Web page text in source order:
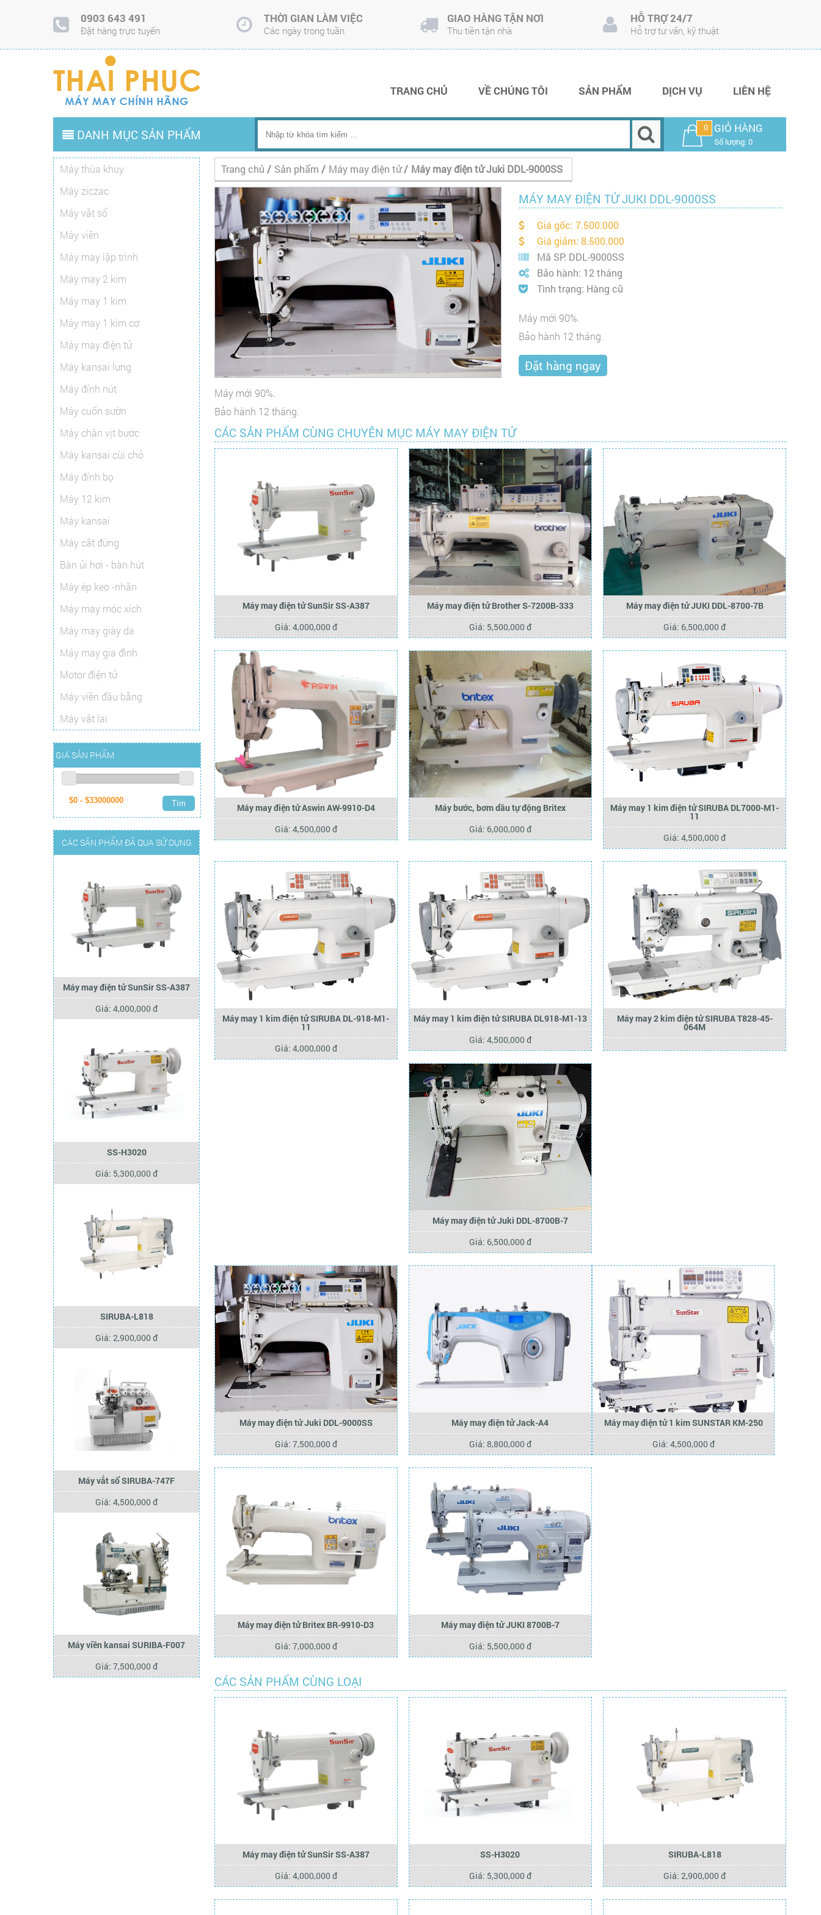
0903 643 491
Đặt hàng trực tuyến
THỜI GIAN LÀM VIỆC
Các ngày trong tuần
GIAO HÀNG TẬN NƠI
Thu tiền tận nhà
HỖ TRỢ 24/7
Hỗ trợ tư vấn, kỹ thuật
TRANG CHỦ VỀ CHÚNG TÔI SẢN PHẨM DỊCH VỤ LIÊN HỆ
DANH MỤC SẢN PHẨM 0 GIỎ HÀNG
Số lượng: 0
Máy thùa khuy
Máy ziczac
Máy vắt sổ
Máy viền
Máy may lập trình
Máy may 2 kim
Máy may 1 kim
Máy may 1 kim cơ
Máy may điện tử
Máy kansai lưng
Máy đính nút
Máy cuốn sườn
Máy chân vịt bước
Máy kansai cùi chỏ
Máy đính bọ
Máy 12 kim
Máy kansai
Máy cắt đứng
Bàn ủi hơi - bàn hút
Máy ép keo -nhãn
Máy may móc xích
Máy may giày da
Máy may gia đình
Motor điện tử
Máy viền đầu bằng
Máy vắt lai
GIÁ SẢN PHẨM
CÁC SẢN PHẨM ĐÃ QUA SỬ DỤNG
Máy may điện tử SunSir SS-A387
Giá: 4,000,000 đ
SS-H3020
Giá: 5,300,000 đ
SIRUBA-L818
Giá: 2,900,000 đ
Máy vắt sổ SIRUBA-747F
Giá: 4,500,000 đ
Máy viền kansai SURIBA-F007
Giá: 7,500,000 đ
Trang chủ / Sản phẩm / Máy may điện tử / Máy may điện tử Juki DDL-9000SS
MÁY MAY ĐIỆN TỬ JUKI DDL-9000SS
Giá gốc: 7.500.000
Giá giảm: 8.500.000
Mã SP: DDL-9000SS
Bảo hành: 12 tháng
Tình trạng: Hàng cũ
Máy mới 90%.
Bảo hành 12 tháng.
Máy mới 90%.
Bảo hành 12 tháng.
CÁC SẢN PHẨM CÙNG CHUYÊN MỤC MÁY MAY ĐIỆN TỬ
Máy may điện tử SunSir SS-A387
Giá: 4,000,000 đ
Máy may điện tử Brother S-7200B-333
Giá: 5,500,000 đ
Máy may điện tử JUKI DDL-8700-7B
Giá: 6,500,000 đ
Máy may điện tử Aswin AW-9910-D4
Giá: 4,500,000 đ
Máy bước, bơm dầu tự động Britex
Giá: 6,000,000 đ
Máy may 1 kim điện tử SIRUBA DL7000-M1-
11
Giá: 4,500,000 đ
Máy may 1 kim điện tử SIRUBA DL-918-M1-
11
Giá: 4,000,000 đ
Máy may 1 kim điện tử SIRUBA DL918-M1-13
Giá: 4,500,000 đ
Máy may 2 kim điện tử SIRUBA T828-45-
064M
Máy may điện tử Juki DDL-8700B-7
Giá: 6,500,000 đ
Máy may điện tử Juki DDL-9000SS
Giá: 7,500,000 đ
Máy may điện tử Jack-A4
Giá: 8,800,000 đ
Máy may điện tử 1 kim SUNSTAR KM-250
Giá: 4,500,000 đ
Máy may điện tử Britex BR-9910-D3
Giá: 7,000,000 đ
Máy may điện tử JUKI 8700B-7
Giá: 5,500,000 đ
CÁC SẢN PHẨM CÙNG LOẠI
Máy may điện tử SunSir SS-A387
Giá: 4,000,000 đ
SS-H3020
Giá: 5,300,000 đ
SIRUBA-L818
Giá: 2,900,000 đ